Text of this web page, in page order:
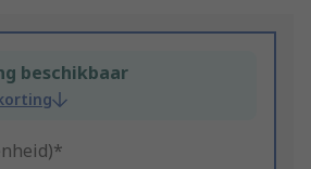
beschikbaar